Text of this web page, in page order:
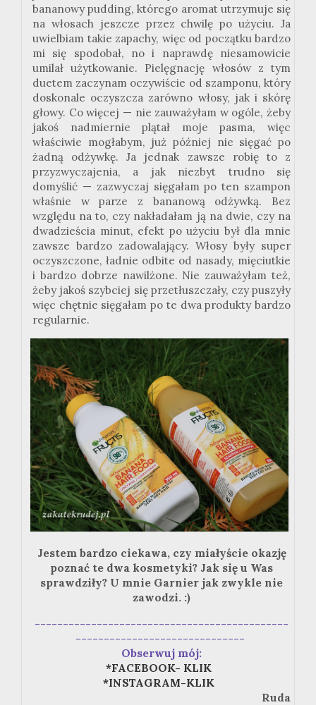
bananowy pudding, którego aromat utrzymuje się
na włosach jeszcze przez chwilę po użyciu. Ja
uwielbiam takie zapachy, więc od początku bardzo
mi się spodobał, no i naprawdę niesamowicie
umilał użytkowanie. Pielęgnację włosów z tym
duetem zaczynam oczywiście od szamponu, który
doskonale oczyszcza zarówno włosy, jak i skórę
głowy. Co więcej — nie zauważyłam w ogóle, żeby
jakoś nadmiernie plątał moje pasma, więc
właściwie mogłabym, już później nie sięgać po
żadną odżywkę. Ja jednak zawsze robię to z
przyzwyczajenia, a jak niezbyt trudno się
domyślić — zazwyczaj sięgałam po ten szampon
właśnie w parze z bananową odżywką. Bez
względu na to, czy nakładałam ją na dwie, czy na
dwadzieścia minut, efekt po użyciu był dla mnie
zawsze bardzo zadowalający. Włosy były super
oczyszczone, ładnie odbite od nasady, mięciutkie
i bardzo dobrze nawilżone. Nie zauważyłam też,
żeby jakoś szybciej się przetłuszczały, czy puszyły
więc chętnie sięgałam po te dwa produkty bardzo
regularnie.
Jestem bardzo ciekawa, czy miałyście okazję
poznać te dwa kosmetyki? Jak się u Was
sprawdziły? U mnie Garnier jak zwykle nie
zawodzi. :)
---------------------------------------------
------------------------------
Obserwuj mój:
*FACEBOOK- KLIK
*INSTAGRAM-KLIK
Ruda